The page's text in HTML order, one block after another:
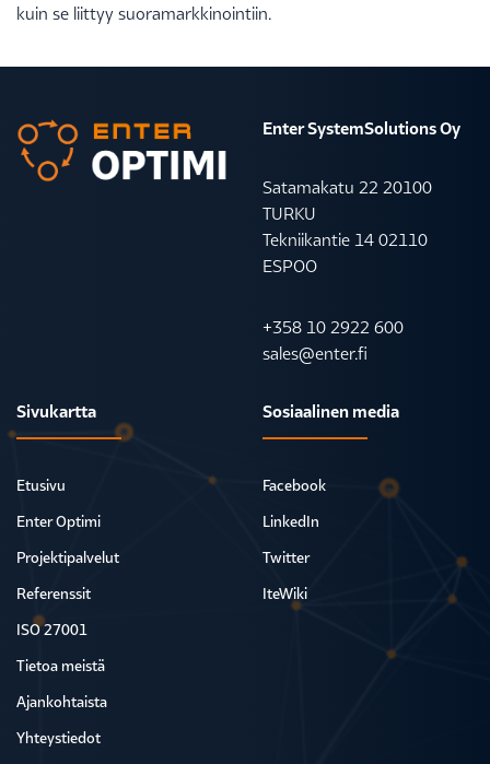
kuin se liittyy suoramarkkinointiin.
Enter SystemSolutions Oy
Satamakatu 22 20100
TURKU
Tekniikantie 14 02110
ESPOO
+358 10 2922 600
sales@enter.fi
Sivukartta
Etusivu
Enter Optimi
Projektipalvelut
Referenssit
ISO 27001
Tietoa meistä
Ajankohtaista
Yhteystiedot
Sosiaalinen media
Facebook
LinkedIn
Twitter
IteWiki